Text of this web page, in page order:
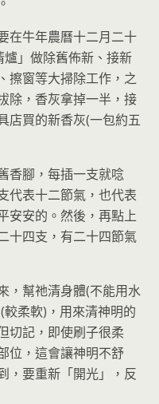
在牛年農曆十二月二十
」做除舊佈新、接新
擦窗等大掃除工作，之
除，香灰拿掉一半，接
店買的新香灰(一包約五
香腳，每插一支就唸
代表十二節氣，也代表
安安的。然後，再點上
十四支，有二十四節氣
，幫祂清身體(不能用水
柔軟)，用來清神明的
切記，即使刷子很柔
位，這會讓神明不舒
，要重新「開光」，反